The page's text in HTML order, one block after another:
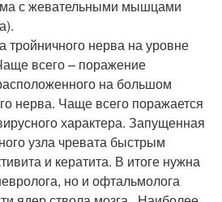
с жевательными мышцами
нерва на уровне
всего – поражение
на большом
нерва. Чаще всего поражается
характера. Запущенная
узла чревата быстрым
и кератита. В итоге нужна
но и офтальмолога